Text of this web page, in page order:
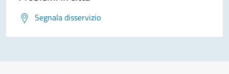
Segnala disservizio